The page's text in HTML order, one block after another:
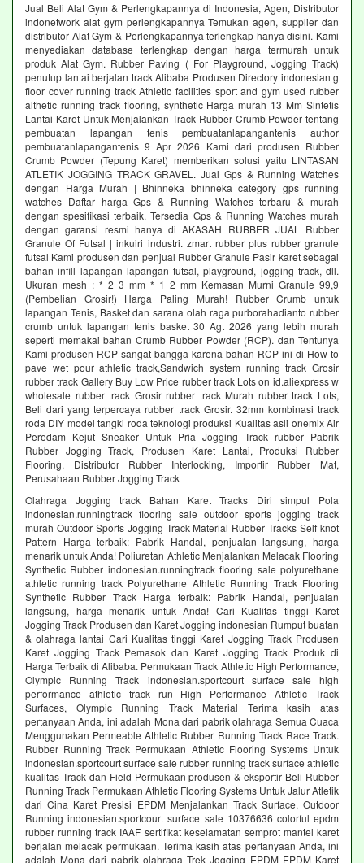
Jual Beli Alat Gym & Perlengkapannya di Indonesia, Agen, Distributor
indonetwork alat gym perlengkapannya Temukan agen, supplier dan
distributor Alat Gym & Perlengkapannya terlengkap hanya disini. Kami
menyediakan database terlengkap dengan harga termurah untuk
produk Alat Gym. Rubber Paving ( For Playground, Jogging Track)
penutup lantai berjalan track Alibaba Produsen Directory indonesian g
floor cover running track Athletic facilities sport and gym used rubber
althetic running track flooring, synthetic Harga murah 13 Mm Sintetis
Lantai Karet Untuk Menjalankan Track Rubber Crumb Powder tentang
pembuatan lapangan tenis pembuatanlapangantenis author
pembuatanlapangantenis 9 Apr 2026 Kami dari produsen Rubber
Crumb Powder (Tepung Karet) memberikan solusi yaitu LINTASAN
ATLETIK JOGGING TRACK GRAVEL. Jual Gps & Running Watches
dengan Harga Murah | Bhinneka bhinneka category gps running
watches Daftar harga Gps & Running Watches terbaru & murah
dengan spesifikasi terbaik. Tersedia Gps & Running Watches murah
dengan garansi resmi hanya di AKASAH RUBBER JUAL Rubber
Granule Of Futsal | inkuiri industri. zmart rubber plus rubber granule
futsal Kami produsen dan penjual Rubber Granule Pasir karet sebagai
bahan infill lapangan lapangan futsal, playground, jogging track, dll.
Ukuran mesh : * 2 3 mm * 1 2 mm Kemasan Murni Granule 99,9
(Pembelian Grosir!) Harga Paling Murah! Rubber Crumb untuk
lapangan Tenis, Basket dan sarana olah raga purborahadianto rubber
crumb untuk lapangan tenis basket 30 Agt 2026 yang lebih murah
seperti memakai bahan Crumb Rubber Powder (RCP). dan Tentunya
Kami produsen RCP sangat bangga karena bahan RCP ini di How to
pave wet pour athletic track,Sandwich system running track Grosir
rubber track Gallery Buy Low Price rubber track Lots on id.aliexpress w
wholesale rubber track Grosir rubber track Murah rubber track Lots,
Beli dari yang terpercaya rubber track Grosir. 32mm kombinasi track
roda DIY model tangki roda teknologi produksi Kualitas asli onemix Air
Peredam Kejut Sneaker Untuk Pria Jogging Track rubber Pabrik
Rubber Jogging Track, Produsen Karet Lantai, Produksi Rubber
Flooring, Distributor Rubber Interlocking, Importir Rubber Mat,
Perusahaan Rubber Jogging Track
Olahraga Jogging track Bahan Karet Tracks Diri simpul Pola
indonesian.runningtrack flooring sale outdoor sports jogging track
murah Outdoor Sports Jogging Track Material Rubber Tracks Self knot
Pattern Harga terbaik: Pabrik Handal, penjualan langsung, harga
menarik untuk Anda! Poliuretan Athletic Menjalankan Melacak Flooring
Synthetic Rubber indonesian.runningtrack flooring sale polyurethane
athletic running track Polyurethane Athletic Running Track Flooring
Synthetic Rubber Track Harga terbaik: Pabrik Handal, penjualan
langsung, harga menarik untuk Anda! Cari Kualitas tinggi Karet
Jogging Track Produsen dan Karet Jogging indonesian Rumput buatan
& olahraga lantai Cari Kualitas tinggi Karet Jogging Track Produsen
Karet Jogging Track Pemasok dan Karet Jogging Track Produk di
Harga Terbaik di Alibaba. Permukaan Track Athletic High Performance,
Olympic Running Track indonesian.sportcourt surface sale high
performance athletic track run High Performance Athletic Track
Surfaces, Olympic Running Track Material Terima kasih atas
pertanyaan Anda, ini adalah Mona dari pabrik olahraga Semua Cuaca
Menggunakan Permeable Athletic Rubber Running Track Race Track.
Rubber Running Track Permukaan Athletic Flooring Systems Untuk
indonesian.sportcourt surface sale rubber running track surface athletic
kualitas Track dan Field Permukaan produsen & eksportir Beli Rubber
Running Track Permukaan Athletic Flooring Systems Untuk Jalur Atletik
dari Cina Karet Presisi EPDM Menjalankan Track Surface, Outdoor
Running indonesian.sportcourt surface sale 10376636 colorful epdm
rubber running track IAAF sertifikat keselamatan semprot mantel karet
berjalan melacak permukaan. Terima kasih atas pertanyaan Anda, ini
adalah Mona dari pabrik olahraga Trek Jogging EPDM EPDM Karet